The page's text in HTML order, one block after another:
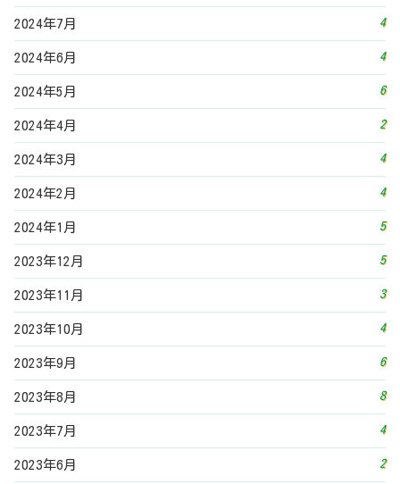
2024年7月 4
2024年6月 4
2024年5月 6
2024年4月 2
2024年3月 4
2024年2月 4
2024年1月 5
2023年12月 5
2023年11月 3
2023年10月 4
2023年9月 6
2023年8月 8
2023年7月 4
2023年6月 2